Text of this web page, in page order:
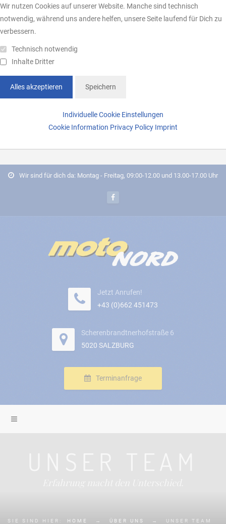
Wir nutzen Cookies auf unserer Website. Manche sind technisch
notwendig, während uns andere helfen, unsere Seite laufend für Dich zu
verbessern.
Technisch notwendig
Inhalte Dritter
Alles akzeptieren Speichern
Individuelle Cookie Einstellungen
Cookie Information Privacy Policy Imprint
Wir sind für dich da: Montag - Freitag, 09:00-12.00 und 13.00-17.00 Uhr
Jetzt Anrufen!
+43 (0)662 451473
Scherenbrandtnerhofstraße 6
5020 SALZBURG
Terminanfrage
SIE SIND HIER: HOME → ÜBER UNS → UNSER TEAM